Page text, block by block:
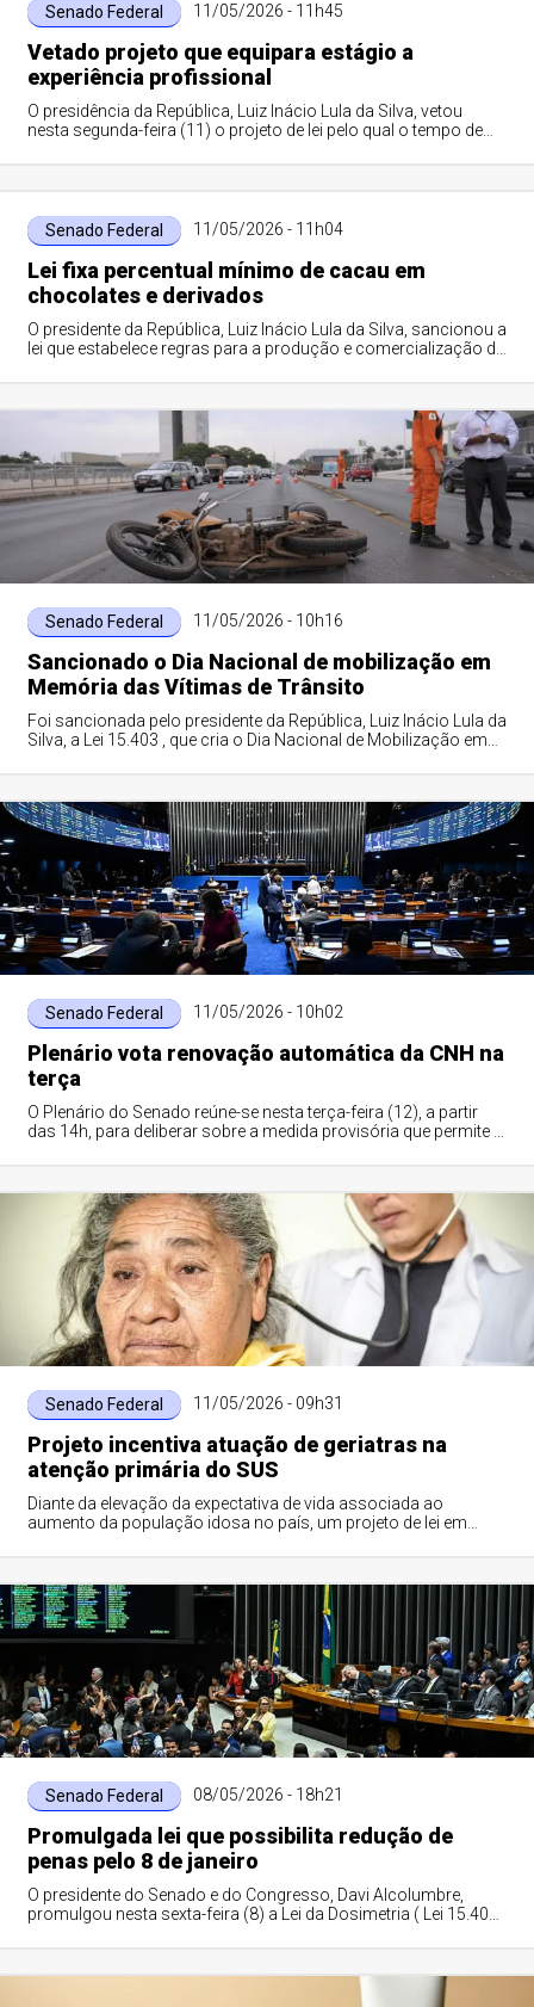
Senado Federal 11/05/2026 - 11h45
Vetado projeto que equipara estágio a
experiência profissional
O presidência da República, Luiz Inácio Lula da Silva, vetou
nesta segunda-feira (11) o projeto de lei pelo qual o tempo de
Senado Federal 11/05/2026 - 11h04
Lei fixa percentual mínimo de cacau em
chocolates e derivados
O presidente da República, Luiz Inácio Lula da Silva, sancionou a
lei que estabelece regras para a produção e comercialização de
Senado Federal 11/05/2026 - 10h16
Sancionado o Dia Nacional de mobilização em
Memória das Vítimas de Trânsito
Foi sancionada pelo presidente da República, Luiz Inácio Lula da
Silva, a Lei 15.403 , que cria o Dia Nacional de Mobilização em
Senado Federal 11/05/2026 - 10h02
Plenário vota renovação automática da CNH na
terça
O Plenário do Senado reúne-se nesta terça-feira (12), a partir
das 14h, para deliberar sobre a medida provisória que permite a
Senado Federal 11/05/2026 - 09h31
Projeto incentiva atuação de geriatras na
atenção primária do SUS
Diante da elevação da expectativa de vida associada ao
aumento da população idosa no país, um projeto de lei em
Senado Federal 08/05/2026 - 18h21
Promulgada lei que possibilita redução de
penas pelo 8 de janeiro
O presidente do Senado e do Congresso, Davi Alcolumbre,
promulgou nesta sexta-feira (8) a Lei da Dosimetria ( Lei 15.402,